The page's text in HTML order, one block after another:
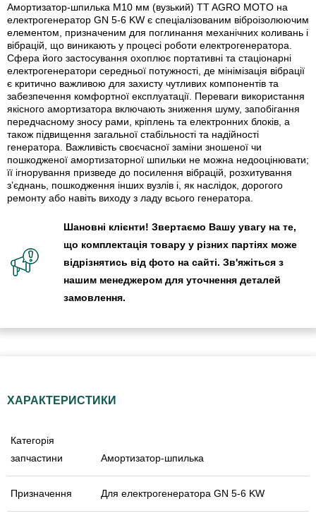
Амортизатор-шпилька М10 мм (вузький) TT AGRO MOTO на
електрогенератор GN 5-6 KW є спеціалізованим віброізолюючим
елементом, призначеним для поглинання механічних коливань і
вібрацій, що виникають у процесі роботи електрогенератора.
Сфера його застосування охоплює портативні та стаціонарні
електрогенератори середньої потужності, де мінімізація вібрації
є критично важливою для захисту чутливих компонентів та
забезпечення комфортної експлуатації. Переваги використання
якісного амортизатора включають зниження шуму, запобігання
передчасному зносу рами, кріплень та електронних блоків, а
також підвищення загальної стабільності та надійності
генератора. Важливість своєчасної заміни зношеної чи
пошкодженої амортизаторної шпильки не можна недооцінювати;
її ігнорування призведе до посилення вібрацій, розхитування
з’єднань, пошкодження інших вузлів і, як наслідок, дорогого
ремонту або навіть виходу з ладу всього генератора.
Шановні клієнти! Звертаємо Вашу увагу на те,
що комплектація товару у різних партіях може
відрізнятись від фото на сайті. Зв'яжіться з
нашим менеджером для уточнення деталей
замовлення.
ХАРАКТЕРИСТИКИ
Категорія
запчастини
Амортизатор-шпилька
Призначення Для електрогенератора GN 5-6 KW